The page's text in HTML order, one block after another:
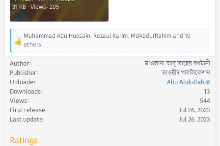
31 KB · Views: 205
R
e
a
c
t
i
o
n
s
:
Muhammad Abu Hussain, Rezaul Karim, MdAbdurRahimand 10
others
Author
মাওলানা আবু তাহের বর্ধমানী
Publisher
তাওহীদ পাবলিকেশন্স
Uploader
Abu Abdullah
Downloads
13
Views
544
First release
Jul 26, 2023
Last update
Jul 26, 2023
Ratings